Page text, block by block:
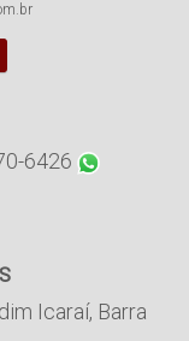
6426
Icaraí, Barra